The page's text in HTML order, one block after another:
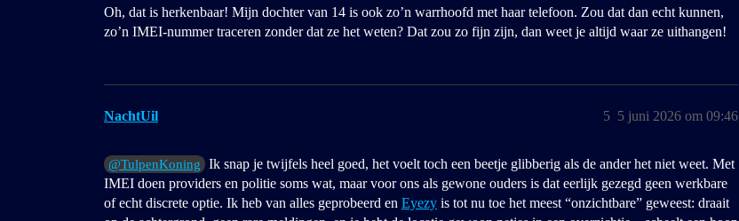
Oh, dat is herkenbaar! Mijn dochter van 14 is ook zo’n warrhoofd met haar telefoon. Zou dat dan echt kunnen,
zo’n IMEI-nummer traceren zonder dat ze het weten? Dat zou zo fijn zijn, dan weet je altijd waar ze uithangen!
NachtUil 5 juni 2026 om 09:46
5
@TulpenKoning
Ik snap je twijfels heel goed, het voelt toch een beetje glibberig als de ander het niet weet. Met
IMEI doen providers en politie soms wat, maar voor ons als gewone ouders is dat eerlijk gezegd geen werkbare
of echt discrete optie. Ik heb van alles geprobeerd en Eyezy is tot nu toe het meest “onzichtbare” geweest: draait